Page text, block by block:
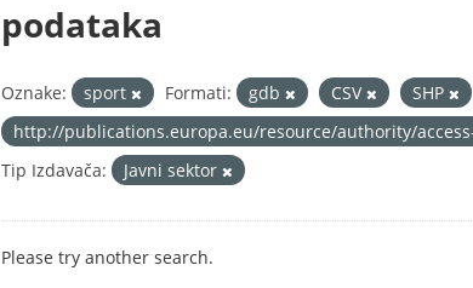
podataka
Oznake: sport Formati: gdb CSV SHP
http://publications.europa.eu/resource/authority/
Tip Izdavača:
Javni sektor
Please try another search.